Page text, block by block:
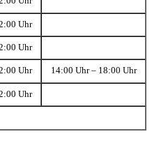
Uhr
Uhr
Uhr 14:00 Uhr – 18:00 Uhr
Uhr